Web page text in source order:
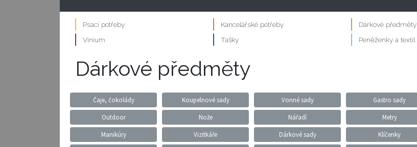
Psací potřeby Kancelářské potřeby Dárkové předměty
Vinium
Tašky Peněženky a textil
Dárkové předměty
Čaje, čokolády Koupelnové sady Vonné sady Gastro sady
Outdoor Nože Nářadí Metry
Manikúry Vizitkáře Dárkové sady Klíčenky